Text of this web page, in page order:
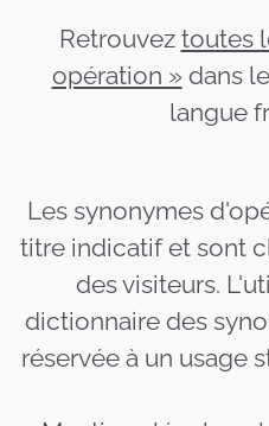
Retrouvez toutes
opération »dans
langue
Les synonymes
titre indicatif et sont
des visiteurs.
dictionnaire des
réservée à un usage